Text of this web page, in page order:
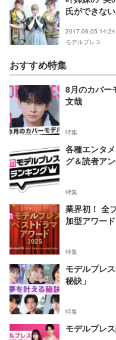
氏ができな
2017.06.05 14:24
モデルプレス
おすすめ特集
8月のカバー
文哉
特集
各種エンタ
グ＆読者ア
特集
業界初！ 全
加型アワード
特集
モデルプレ
秘訣」
特集
モデルプレ